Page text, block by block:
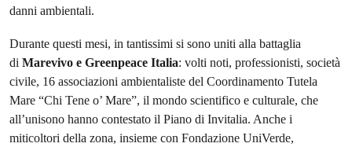
danni ambientali.
Durante questi mesi, in tantissimi si sono uniti alla battaglia
di Marevivo e Greenpeace Italia: volti noti, professionisti, società
civile, 16 associazioni ambientaliste del Coordinamento Tutela
Mare “Chi Tene o’ Mare”, il mondo scientifico e culturale, che
all’unisono hanno contestato il Piano di Invitalia. Anche i
miticoltori della zona, insieme con Fondazione UniVerde,